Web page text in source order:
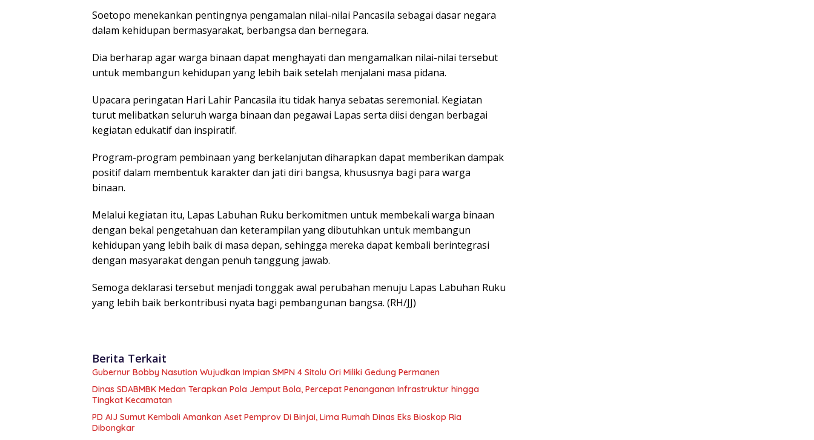
Soetopo menekankan pentingnya pengamalan nilai-nilai Pancasila sebagai dasar negara
dalam kehidupan bermasyarakat, berbangsa dan bernegara.
Dia berharap agar warga binaan dapat menghayati dan mengamalkan nilai-nilai tersebut
untuk membangun kehidupan yang lebih baik setelah menjalani masa pidana.
Upacara peringatan Hari Lahir Pancasila itu tidak hanya sebatas seremonial. Kegiatan
turut melibatkan seluruh warga binaan dan pegawai Lapas serta diisi dengan berbagai
kegiatan edukatif dan inspiratif.
Program-program pembinaan yang berkelanjutan diharapkan dapat memberikan dampak
positif dalam membentuk karakter dan jati diri bangsa, khususnya bagi para warga
binaan.
Melalui kegiatan itu, Lapas Labuhan Ruku berkomitmen untuk membekali warga binaan
dengan bekal pengetahuan dan keterampilan yang dibutuhkan untuk membangun
kehidupan yang lebih baik di masa depan, sehingga mereka dapat kembali berintegrasi
dengan masyarakat dengan penuh tanggung jawab.
Semoga deklarasi tersebut menjadi tonggak awal perubahan menuju Lapas Labuhan Ruku
yang lebih baik berkontribusi nyata bagi pembangunan bangsa. (RH/JJ)
Berita Terkait
Gubernur Bobby Nasution Wujudkan Impian SMPN 4 Sitolu Ori Miliki Gedung Permanen
Dinas SDABMBK Medan Terapkan Pola Jemput Bola, Percepat Penanganan Infrastruktur hingga
Tingkat Kecamatan
PD AIJ Sumut Kembali Amankan Aset Pemprov Di Binjai, Lima Rumah Dinas Eks Bioskop Ria
Dibongkar